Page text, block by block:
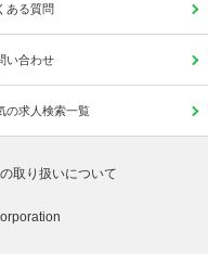
ある質問
い合わせ
の求人検索一覧
取り扱いについて